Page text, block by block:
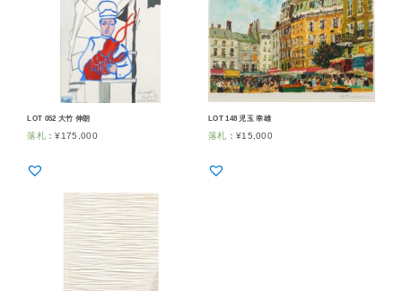
LOT 052 大竹 伸朗
落札 ：¥175,000
LOT 148 児玉 幸雄
落札 ： ¥15,000